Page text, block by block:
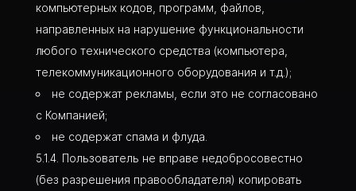
компьютерных кодов, программ, файлов,
направленных на нарушение функциональности
любого технического средства (компьютера,
телекоммуникационного оборудования и т.д.);
не содержат рекламы, если это не согласовано
с Компанией;
не содержат спама и флуда.
Пользователь не вправе недобросовестно
(без разрешения правообладателя) копировать